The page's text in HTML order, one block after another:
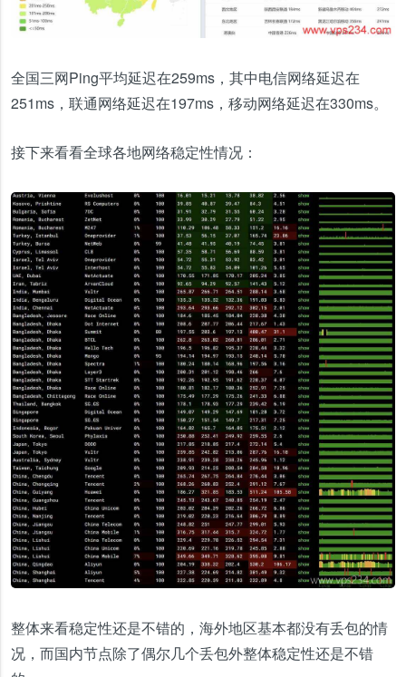
全国三网Ping平均延迟在259ms，其中电信网络延迟在
251ms，联通网络延迟在197ms，移动网络延迟在330ms。
接下来看看全球各地网络稳定性情况：
整体来看稳定性还是不错的，海外地区基本都没有丢包的情
况，而国内节点除了偶尔几个丢包外整体稳定性还是不错